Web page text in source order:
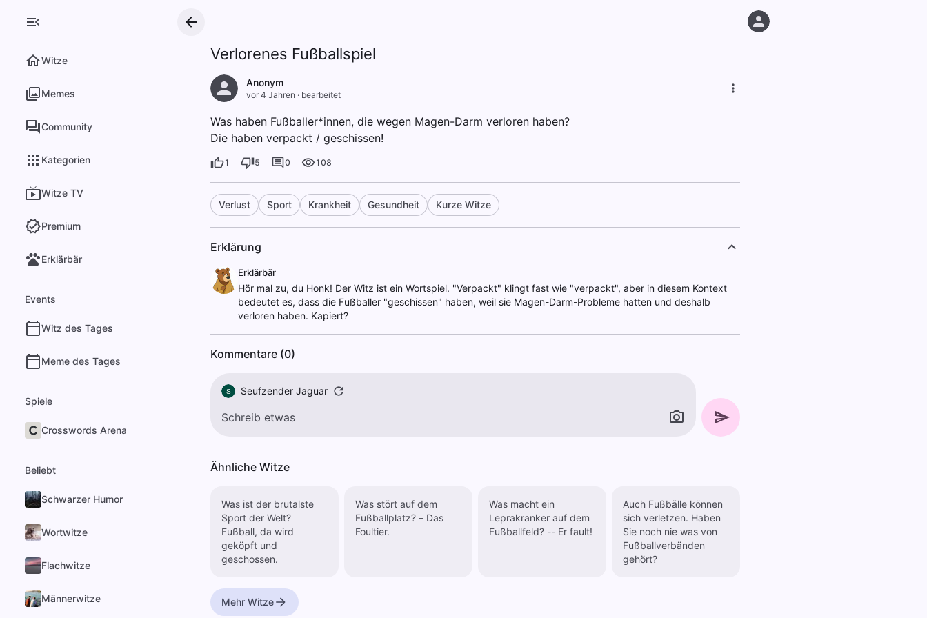
Witze
Memes
Community
Kategorien
Witze TV
Premium
Erklärbär
Events
Witz des Tages
Meme des Tages
Spiele
Crosswords Arena
Beliebt
Schwarzer Humor
Wortwitze
Flachwitze
Männerwitze
Verlorenes Fußballspiel
Anonym
vor 4 Jahren · bearbeitet
Was haben Fußballer*innen, die wegen Magen-Darm verloren haben?
Die haben verpackt / geschissen!
1 5 0 108
Verlust Sport Krankheit Gesundheit Kurze Witze
Erklärung
Erklärbär
Hör mal zu, du Honk! Der Witz ist ein Wortspiel. "Verpackt" klingt fast wie "verpackt", aber in diesem Kontext
bedeutet es, dass die Fußballer "geschissen" haben, weil sie Magen-Darm-Probleme hatten und deshalb
verloren haben. Kapiert?
Kommentare (0)
S Seufzender Jaguar
Ähnliche Witze
Was ist der brutalste
Sport der Welt?
Fußball, da wird
geköpft und
geschossen.
Was stört auf dem
Fußballplatz? – Das
Foultier.
Was macht ein
Leprakranker auf dem
Fußballfeld? -- Er fault!
Auch Fußbälle können
sich verletzen. Haben
Sie noch nie was von
Fußballverbänden
gehört?
Mehr Witze